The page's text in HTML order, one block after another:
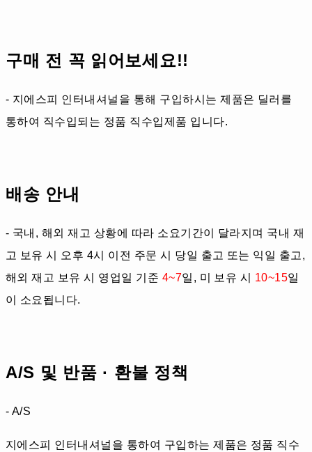
구매 전 꼭 읽어보세요!!
- 지에스피 인터내셔널을 통해 구입하시는 제품은 딜러를
통하여 직수입되는 정품 직수입제품 입니다.
배송 안내
- 국내, 해외 재고 상황에 따라 소요기간이 달라지며 국내 재
고 보유 시 오후 4시 이전 주문 시 당일 출고 또는 익일 출고,
해외 재고 보유 시 영업일 기준 4~7일, 미 보유 시 10~15일
이 소요됩니다.
A/S 및 반품 · 환불 정책
- A/S
지에스피 인터내셔널을 통하여 구입하는 제품은 정품 직수